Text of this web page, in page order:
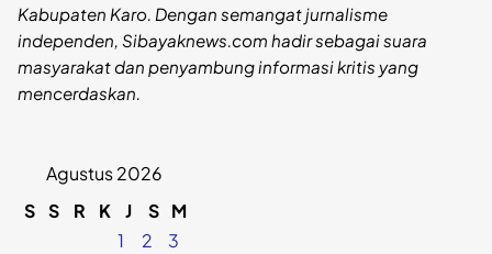
Kabupaten Karo. Dengan semangat jurnalisme
independen, Sibayaknews.com hadir sebagai suara
masyarakat dan penyambung informasi kritis yang
mencerdaskan.
Agustus 2026
S S R K J S M
1
2
3